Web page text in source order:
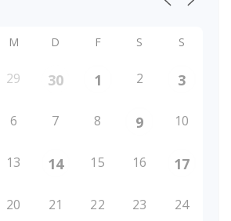
M D F S S
29 30 1 2 3
6 7 8 9 10
13 14 15 16 17
20 21 22 23 24